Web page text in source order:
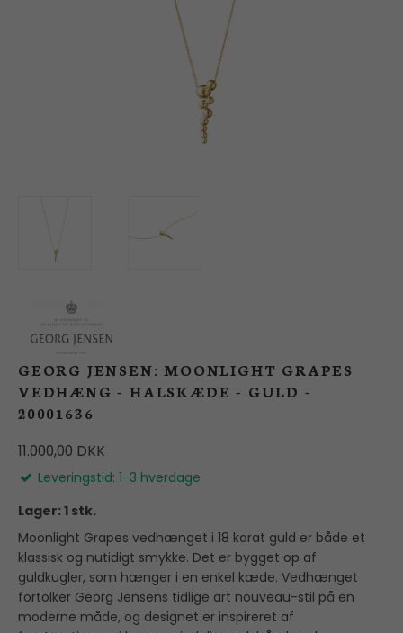
GEORG JENSEN: MOONLIGHT GRAPES
VEDHÆNG - HALSKÆDE - GULD -
20001636
11.000,00 DKK
Leveringstid: 1-3 hverdage
Lager: 1 stk.
Moonlight Grapes vedhænget i 18 karat guld er både et
klassisk og nutidigt smykke. Det er bygget op af
guldkugler, som hænger i en enkel kæde. Vedhænget
fortolker Georg Jensens tidlige art nouveau-stil på en
moderne måde, og designet er inspireret af